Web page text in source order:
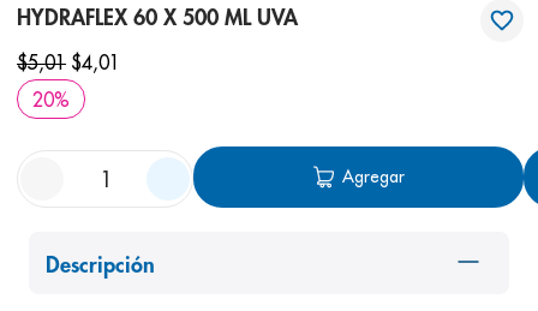
HYDRAFLEX 60 X 500 ML UVA
$5,01 $4,01
20%
Agregar
Descripción
3. eucerin
nivea
6. bioderma
7 shampoo